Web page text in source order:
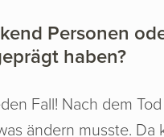
Personen
haben?
Fall! Nach dem
ändern musste.